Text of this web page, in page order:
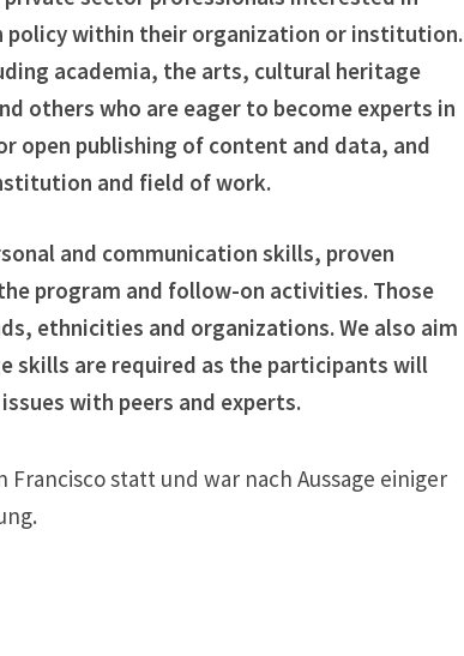
policy within their organization or institution.
academia, the arts, cultural heritage
others who are eager to become experts in
open publishing of content and data, and
and field of work.
and communication skills, proven
program and follow-on activities. Those
ethnicities and organizations. We also aim
skills are required as the participants will
with peers and experts.
Francisco statt und war nach Aussage einiger